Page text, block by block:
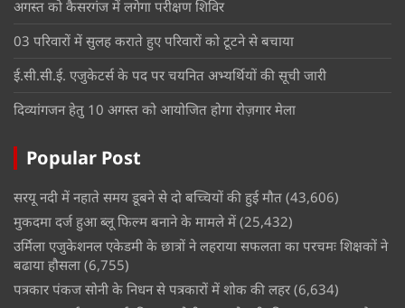
अगस्त को कैसरगंज में लगेगा परीक्षण शिविर
03 परिवारों में सुलह कराते हुए परिवारों को टूटने से बचाया
ई.सी.सी.ई. एजुकेटर्स के पद पर चयनित अभ्यर्थियों की सूची जारी
दिव्यांगजन हेतु 10 अगस्त को आयोजित होगा रोज़गार मेला
Popular Post
सरयू नदी में नहाते समय डूबने से दो बच्चियों की हुई मौत (43,606)
मुकदमा दर्ज हुआ ब्लू फिल्म बनाने के मामले में (25,432)
उर्मिला एजुकेशनल एकेडमी के छात्रों ने लहराया सफलता का परचमः शिक्षकों ने
बढाया हौसला (6,755)
पत्रकार पंकज सोनी के निधन से पत्रकारों में शोक की लहर (6,634)